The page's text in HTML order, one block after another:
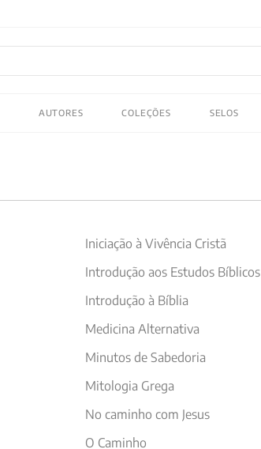
AUTORES COLEÇÕES SELOS
Iniciação à Vivência Cristã
Introdução aos Estudos Bíblicos
Introdução à Bíblia
Medicina Alternativa
Minutos de Sabedoria
Mitologia Grega
No caminho com Jesus
O Caminho